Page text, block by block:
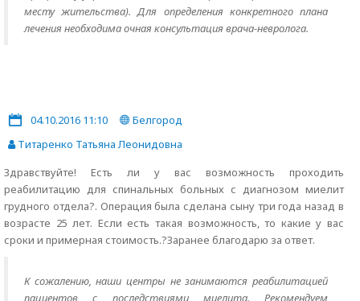
месту жительства). Для определения конкретного плана
лечения необходима очная консультация врача-невролога.
04.10.2016 11:10
Белгород
Титаренко Татьяна Леонидовна
Здравствуйте! Есть ли у вас возможность проходить
реабилитацию для спинальных больных с диагнозом миелит
грудного отдела?. Операция была сделана сыну три года назад в
возрасте 25 лет. Если есть такая возможность, то какие у вас
сроки и примерная стоимость.?Заранее благодарю за ответ.
К сожалению, наши центры не занимаются реабилитацией
пациентов с последствиями миелита. Рекомендуем